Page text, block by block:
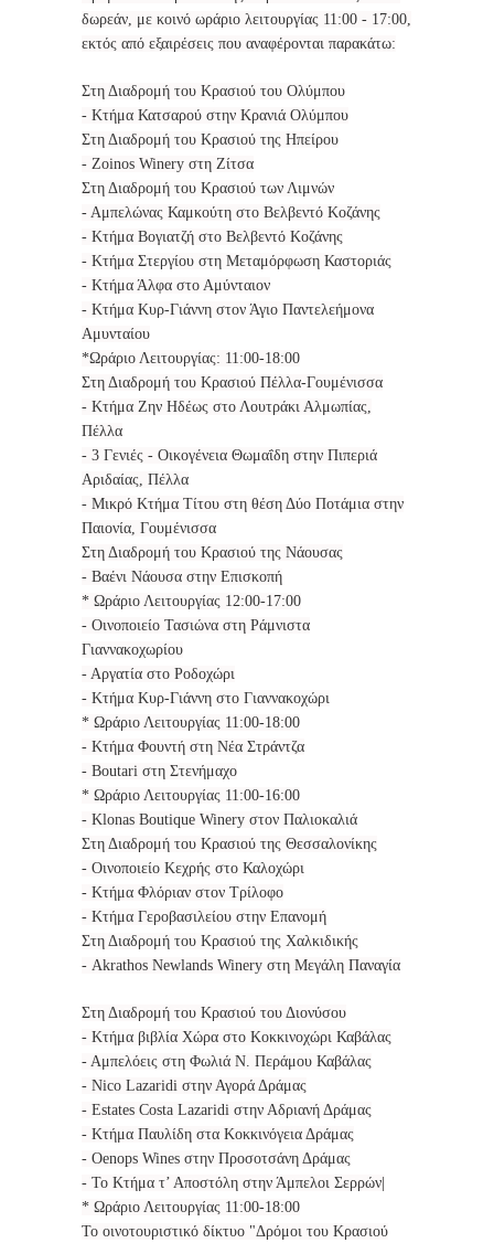
δωρεάν, με κοινό ωράριο λειτουργίας 11:00 - 17:00,
εκτός από εξαιρέσεις που αναφέρονται παρακάτω:
Στη Διαδρομή του Κρασιού του Ολύμπου
- Κτήμα Κατσαρού στην Κρανιά Ολύμπου
Στη Διαδρομή του Κρασιού της Ηπείρου
- Zoinos Winery στη Ζίτσα
Στη Διαδρομή του Κρασιού των Λιμνών
- Αμπελώνας Καμκούτη στο Βελβεντό Κοζάνης
- Κτήμα Βογιατζή στο Βελβεντό Κοζάνης
- Κτήμα Στεργίου στη Μεταμόρφωση Καστοριάς
- Κτήμα Άλφα στο Αμύνταιον
- Κτήμα Κυρ-Γιάννη στον Άγιο Παντελεήμονα
Αμυνταίου
*Ωράριο Λειτουργίας: 11:00-18:00
Στη Διαδρομή του Κρασιού Πέλλα-Γουμένισσα
- Κτήμα Ζην Ηδέως στο Λουτράκι Αλμωπίας,
Πέλλα
- 3 Γενιές - Οικογένεια Θωμαΐδη στην Πιπεριά
Αριδαίας, Πέλλα
- Μικρό Κτήμα Τίτου στη θέση Δύο Ποτάμια στην
Παιονία, Γουμένισσα
Στη Διαδρομή του Κρασιού της Νάουσας
- Βαένι Νάουσα στην Επισκοπή
* Ωράριο Λειτουργίας 12:00-17:00
- Οινοποιείο Τασιώνα στη Ράμνιστα
Γιαννακοχωρίου
- Αργατία στο Ροδοχώρι
- Κτήμα Κυρ-Γιάννη στο Γιαννακοχώρι
* Ωράριο Λειτουργίας 11:00-18:00
- Κτήμα Φουντή στη Νέα Στράντζα
- Boutari στη Στενήμαχο
* Ωράριο Λειτουργίας 11:00-16:00
- Klonas Boutique Winery στον Παλιοκαλιά
Στη Διαδρομή του Κρασιού της Θεσσαλονίκης
- Οινοποιείο Κεχρής στο Καλοχώρι
- Κτήμα Φλόριαν στον Τρίλοφο
- Κτήμα Γεροβασιλείου στην Επανομή
Στη Διαδρομή του Κρασιού της Χαλκιδικής
- Akrathos Newlands Winery στη Μεγάλη Παναγία
Στη Διαδρομή του Κρασιού του Διονύσου
- Κτήμα βιβλία Χώρα στο Κοκκινοχώρι Καβάλας
- Αμπελόεις στη Φωλιά Ν. Περάμου Καβάλας
- Nico Lazaridi στην Αγορά Δράμας
- Estates Costa Lazaridi στην Αδριανή Δράμας
- Κτήμα Παυλίδη στα Κοκκινόγεια Δράμας
- Oenops Wines στην Προσοτσάνη Δράμας
- Το Κτήμα τ’ Αποστόλη στην Άμπελοι Σερρών|
* Ωράριο Λειτουργίας 11:00-18:00
Το οινοτουριστικό δίκτυο "Δρόμοι του Κρασιού